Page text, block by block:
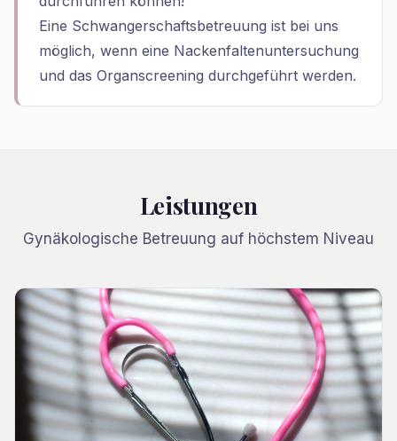
Eine Schwangerschaftsbetreuung ist bei uns
möglich, wenn eine Nackenfaltenuntersuchung
und das Organscreening durchgeführt werden.
Leistungen
Gynäkologische Betreuung auf höchstem Niveau